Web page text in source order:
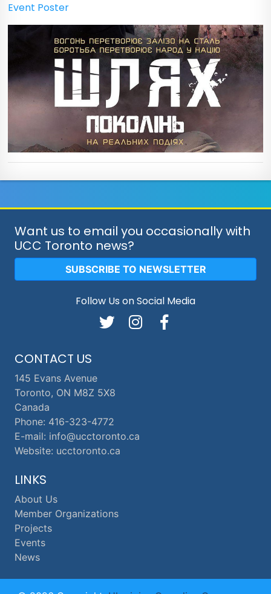
Event Poster
CONTACT US
145 Evans Avenue
Toronto, ON M8Z 5X8
Canada
Phone: 416-323-4772
E-mail: info@ucctoronto.ca
Website: ucctoronto.ca
Want us to email you occasionally with
UCC Toronto news?
SUBSCRIBE TO NEWSLETTER
Follow Us on Social Media
LINKS
About Us
Member Organizations
Projects
Events
News